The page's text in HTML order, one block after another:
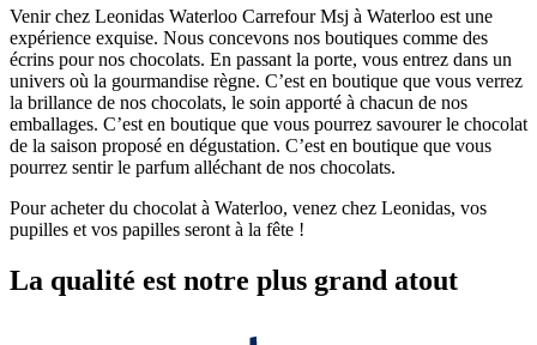
Venir chez Leonidas Waterloo Carrefour Msj à Waterloo est une
expérience exquise. Nous concevons nos boutiques comme des
écrins pour nos chocolats. En passant la porte, vous entrez dans un
univers où la gourmandise règne. C’est en boutique que vous verrez
la brillance de nos chocolats, le soin apporté à chacun de nos
emballages. C’est en boutique que vous pourrez savourer le chocolat
de la saison proposé en dégustation. C’est en boutique que vous
pourrez sentir le parfum alléchant de nos chocolats.
Pour acheter du chocolat à Waterloo, venez chez Leonidas, vos
pupilles et vos papilles seront à la fête !
La qualité est notre plus grand atout